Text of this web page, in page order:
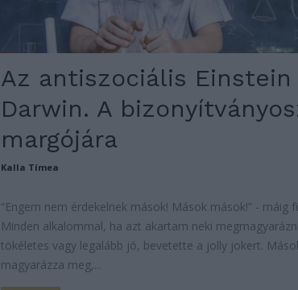
Az antiszociális
Darwin. A
margójára
Kalla Tímea
“Engem nem érdekelnek mások! Mások mások!” - máig
Minden alkalommal, ha azt akartam neki
tökéletes vagy legalább jó, bevetette a jolly jokert.
magyarázza meg,...